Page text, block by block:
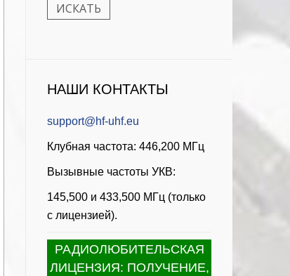
НАШИ КОНТАКТЫ
support@hf-uhf.eu
Клубная частота: 446,200 МГц
Вызывные частоты УКВ:
145,500 и 433,500 МГц (только
с лицензией).
РАДИОЛЮБИТЕЛЬСКАЯ
ЛИЦЕНЗИЯ: ПОЛУЧЕНИЕ,